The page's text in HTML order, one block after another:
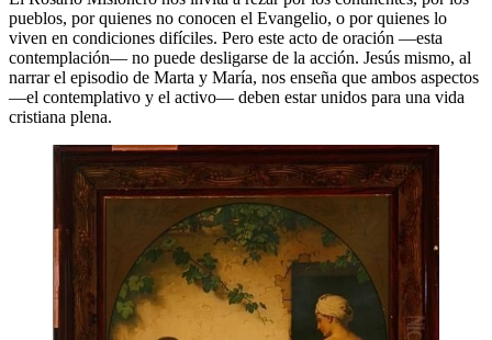
pueblos, por quienes no conocen el Evangelio, o por quienes lo
viven en condiciones difíciles. Pero este acto de oración —esta
contemplación— no puede desligarse de la acción. Jesús mismo, al
narrar el episodio de Marta y María, nos enseña que ambos aspectos
—el contemplativo y el activo— deben estar unidos para una vida
cristiana plena.